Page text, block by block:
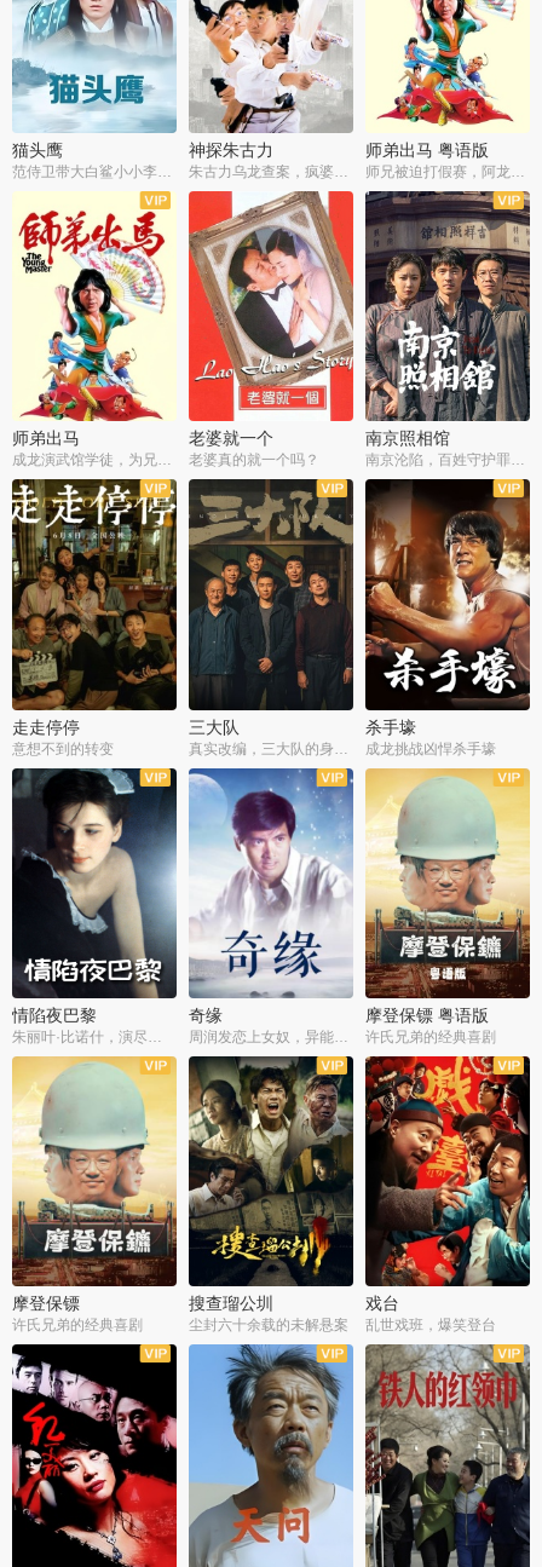
猫头鹰
范侍卫带大白鲨小小李破案寻妃
神探朱古力
朱古力乌龙查案，疯婆子神助攻
师弟出马 粤语版
师兄被迫打假赛，阿龙追查斗黑帮
师弟出马
成龙演武馆学徒，为兄搏命战黑道
老婆就一个
老婆真的就一个吗？
南京照相馆
南京沦陷，百姓守护罪证底片
走走停停
意想不到的转变
三大队 杀手壕
成龙挑战凶悍杀手壕
情陷夜巴黎
朱丽叶·比诺什，演尽失爱之痛
奇缘
周润发恋上女奴，异能护体战邪派
摩登保镖 粤语版
许氏兄弟的经典喜剧
摩登保镖
许氏兄弟的经典喜剧
搜查瑠公圳
尘封六十余载的未解悬案
戏台
乱世戏班，爆笑登台